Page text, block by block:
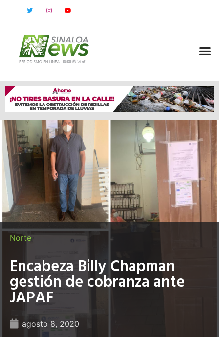
Norte
Encabeza Billy Chapman
gestión de cobranza ante
JAPAF
agosto 8, 2020